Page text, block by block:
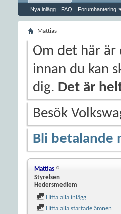
Nya inlägg FAQ Forumhantering
Mattias
Om det här är
innan du kan
dig. Det är
Besök
Bli betalande
Mattias
Styrelsen
Hedersmedlem
Hitta alla inlägg
Hitta alla startade ämnen